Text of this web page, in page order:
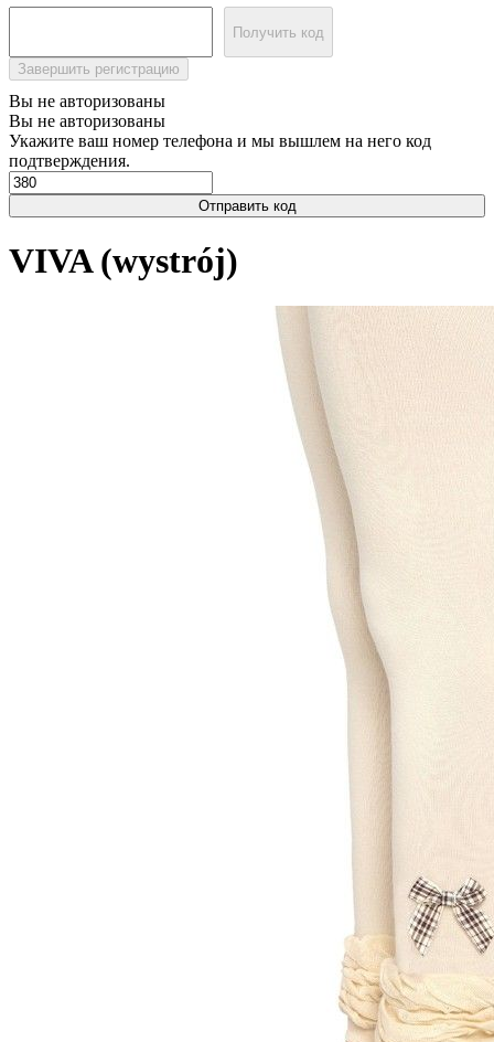
Получить код
Завершить регистрацию
Вы не авторизованы
Вы не авторизованы
Укажите ваш номер телефона и мы вышлем на него код
подтверждения.
Отправить код
VIVA (wystrój)